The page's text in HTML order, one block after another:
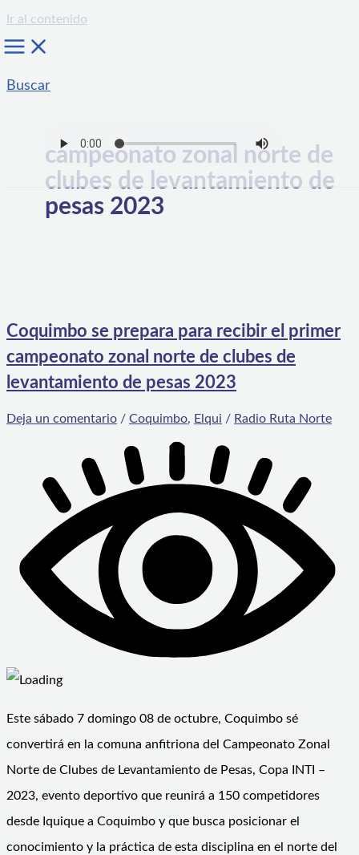
Ir al contenido
Buscar
campeonato zonal norte de
clubes de levantamiento de
pesas 2023
Coquimbo se prepara para recibir el primer
campeonato zonal norte de clubes de
levantamiento de pesas 2023
Deja un comentario / Coquimbo, Elqui / Radio Ruta Norte
Este sábado 7 domingo 08 de octubre, Coquimbo sé
convertirá en la comuna anfitriona del Campeonato Zonal
Norte de Clubes de Levantamiento de Pesas, Copa INTI –
2023, evento deportivo que reunirá a 150 competidores
desde Iquique a Coquimbo y que busca posicionar el
conocimiento y la práctica de esta disciplina en el norte del